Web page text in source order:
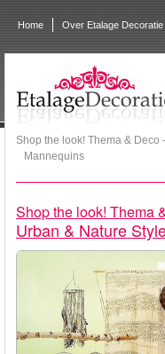
Home Over Etalage Decoratie
Shop the look! Thema & Deco
Mannequins
Shop the look! Thema
Urban & Nature